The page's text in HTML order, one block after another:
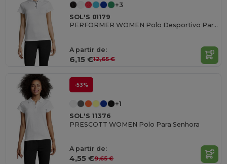
+3
SOL'S 01179
PERFORMER WOMEN Polo Desportivo Para Senhora
A partir de:
6,15 €12,65 €
-53%
+1
SOL'S 11376
PRESCOTT WOMEN Polo Para Senhora
A partir de:
4,55 €9,65 €